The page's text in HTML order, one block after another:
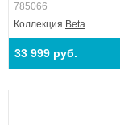
785066
Коллекция Beta
33 999 руб.